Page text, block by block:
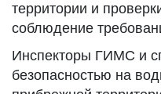
территории и
соблюдение
Инспекторы ГИМС и
безопасностью на